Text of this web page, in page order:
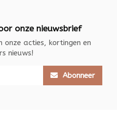
onze nieuwsbrief
acties, kortingen en
nieuws!
Abonneer